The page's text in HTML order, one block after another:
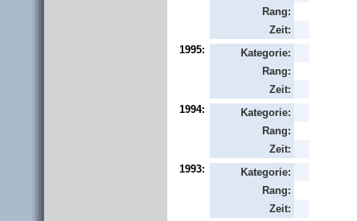
Rang:
Zeit:
1995:
Kategorie:
Rang:
Zeit:
1994:
Kategorie:
Rang:
Zeit:
1993:
Kategorie:
Rang:
Zeit: